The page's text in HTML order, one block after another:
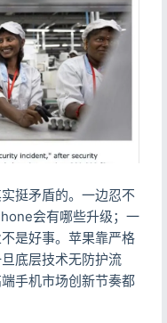
挺矛盾的。一边忍不
会有哪些升级；一
是好事。苹果靠严格
底层技术无防护流
手机市场创新节奏都